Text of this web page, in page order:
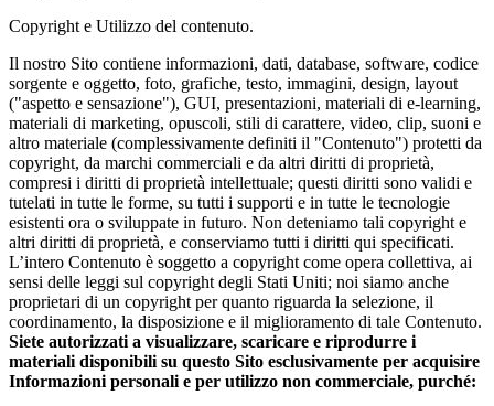
Copyright e Utilizzo del contenuto.
Il nostro Sito contiene informazioni, dati, database, software, codice
sorgente e oggetto, foto, grafiche, testo, immagini, design, layout
("aspetto e sensazione"), GUI, presentazioni, materiali di e-learning,
materiali di marketing, opuscoli, stili di carattere, video, clip, suoni e
altro materiale (complessivamente definiti il "Contenuto") protetti da
copyright, da marchi commerciali e da altri diritti di proprietà,
compresi i diritti di proprietà intellettuale; questi diritti sono validi e
tutelati in tutte le forme, su tutti i supporti e in tutte le tecnologie
esistenti ora o sviluppate in futuro. Non deteniamo tali copyright e
altri diritti di proprietà, e conserviamo tutti i diritti qui specificati.
L’intero Contenuto è soggetto a copyright come opera collettiva, ai
sensi delle leggi sul copyright degli Stati Uniti; noi siamo anche
proprietari di un copyright per quanto riguarda la selezione, il
coordinamento, la disposizione e il miglioramento di tale Contenuto.
Siete autorizzati a visualizzare, scaricare e riprodurre i
materiali disponibili su questo Sito esclusivamente per acquisire
Informazioni personali e per utilizzo non commerciale, purché: